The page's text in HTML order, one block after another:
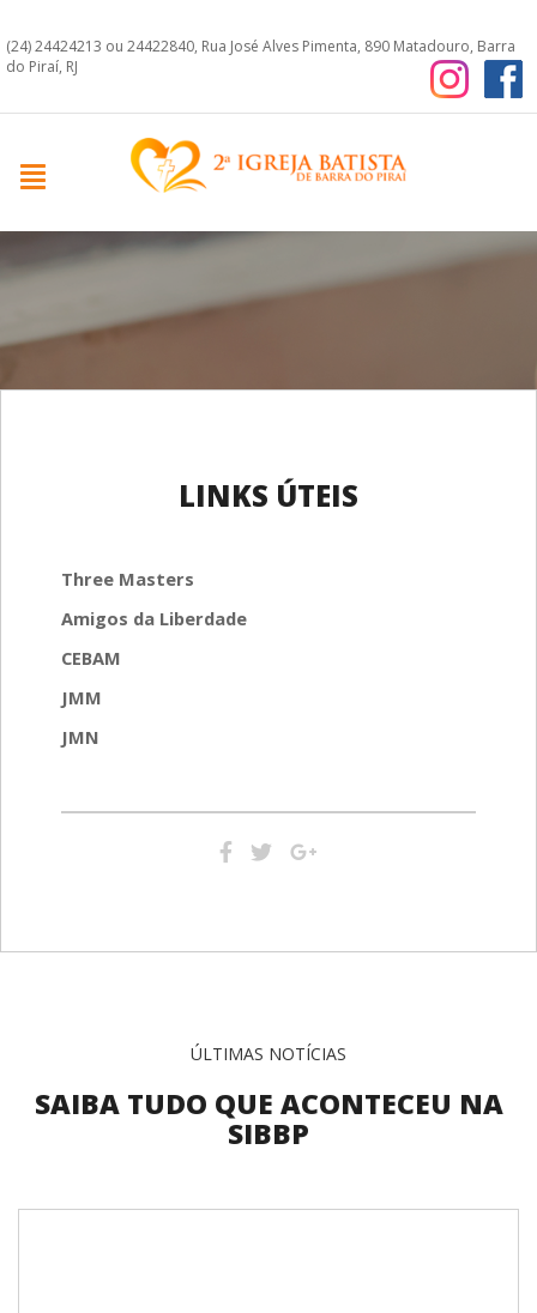
(24) 24424213 ou 24422840, Rua José Alves Pimenta, 890 Matadouro, Barra
do Piraí, RJ
LINKS ÚTEIS
Three Masters
Amigos da Liberdade
CEBAM
JMM
JMN
ÚLTIMAS NOTÍCIAS
SAIBA TUDO QUE ACONTECEU NA
SIBBP